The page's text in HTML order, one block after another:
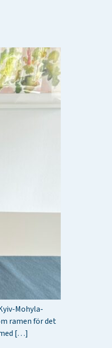
Mohyla-
ramen för det
[…]